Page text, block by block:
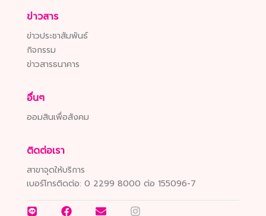
ข่าวสาร
ข่าวประชาสัมพันธ์
กิจกรรม
ข่าวสารธนาคาร
อื่นๆ
ออมสินเพื่อสังคม
ติดต่อเรา
สาขาจุดให้บริการ
เบอร์โทรติดต่อ: 0 2299 8000 ต่อ 155096-7